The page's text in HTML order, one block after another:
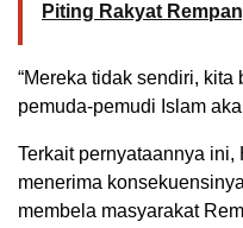
Piting Rakyat
“Mereka tidak sendiri, kita
pemuda-pemudi Islam
Terkait pernyataannya
menerima
membela masyarakat